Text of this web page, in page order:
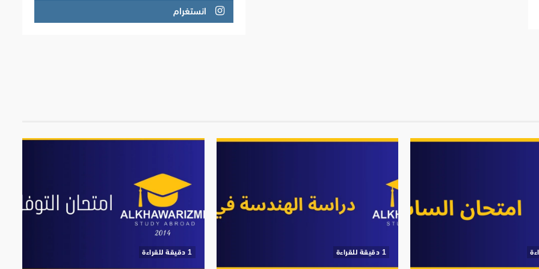
انستغرام
‫1 دقيقة للقراءة ‫1 دقيقة للقراءة